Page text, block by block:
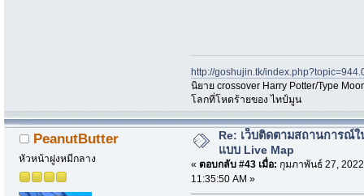
http://goshujin.tk/
นิยาย crossover Harry Potter/Type
โลกที่โหดร้ายของ ไทป์มูน
PeanutButter
หัวหน้าฝูงหมีกลาง
Re: เว็บติดตามสถานการณ์ใ
แบบ Live Map
« ตอบกลับ #43 เมื่อ: กุมภาพันธ์ 27,
11:35:50 AM »